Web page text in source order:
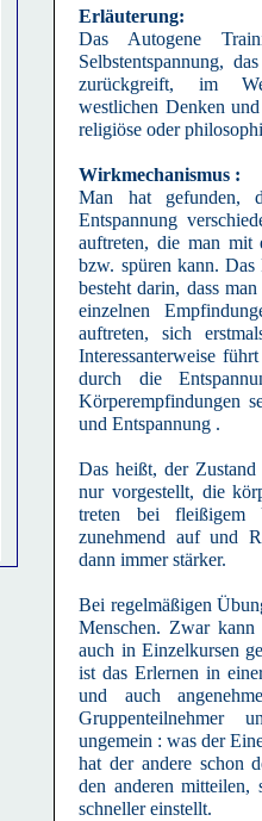
Erläuterung:
Das Autogene
Selbstentspannung,
zurückgreift, im
westlichen Denken
religiöse oder
Wirkmechanismus :
Man hat gefunden,
Entspannung
auftreten, die man mit
bzw. spüren kann.
besteht darin, dass
einzelnen
auftreten, sich
Interessanterweise
durch die
Körperempfindungen
und Entspannung .
Das heißt, der
nur vorgestellt, die
treten bei fleißigem
zunehmend auf und
dann immer stärker.
Bei regelmäßigen
Menschen. Zwar
auch in Einzelkursen
ist das Erlernen in
und auch
Gruppenteilnehmer
ungemein : was der
hat der andere schon
den anderen mitteilen,
schneller einstellt.